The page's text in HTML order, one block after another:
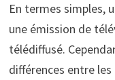
En termes simples,
une émission de
télédiffusé.
différences entre